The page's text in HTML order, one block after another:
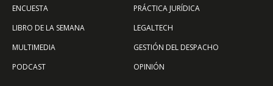
ENCUESTA
LIBRO DE LA SEMANA
MULTIMEDIA
PODCAST
PRÁCTICA JURÍDICA
LEGALTECH
GESTIÓN DEL DESPACHO
OPINIÓN